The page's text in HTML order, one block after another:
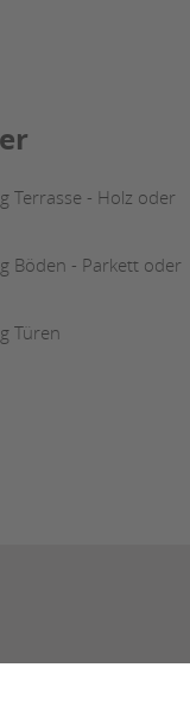
Terrasse - Holz oder
Böden - Parkett oder
Türen